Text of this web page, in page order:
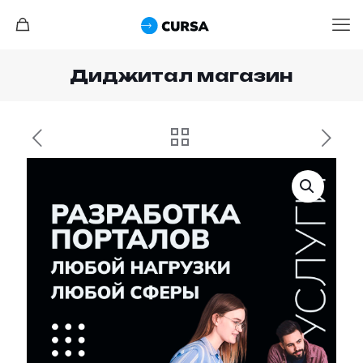
Диджитал магазин